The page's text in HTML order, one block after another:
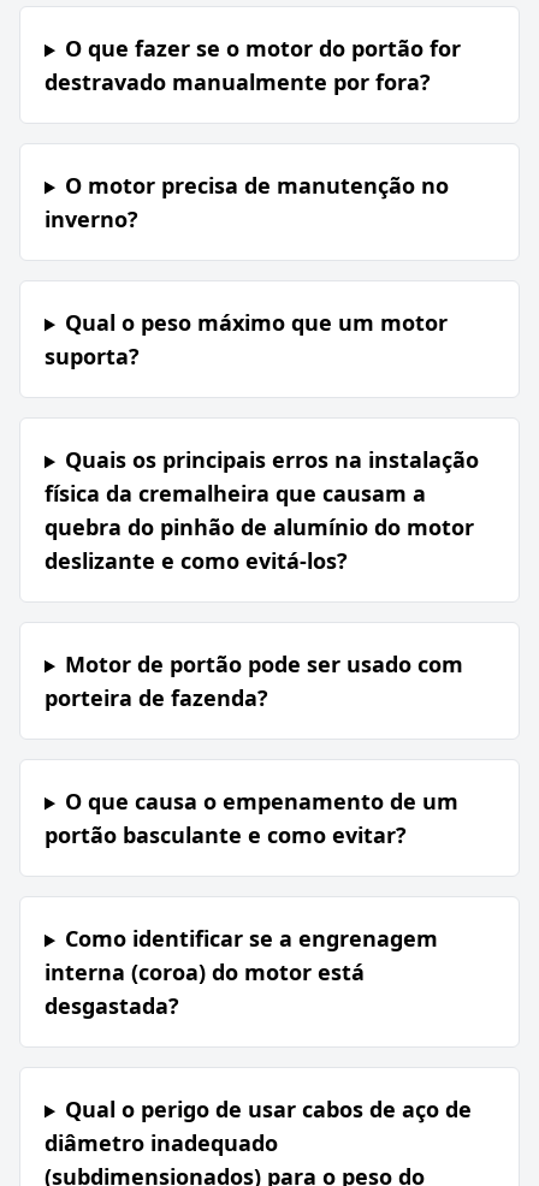
O que fazer se o motor do portão for
destravado manualmente por fora?
O motor precisa de manutenção no
inverno?
Qual o peso máximo que um motor
suporta?
Quais os principais erros na instalação
física da cremalheira que causam a
quebra do pinhão de alumínio do motor
deslizante e como evitá-los?
Motor de portão pode ser usado com
porteira de fazenda?
O que causa o empenamento de um
portão basculante e como evitar?
Como identificar se a engrenagem
interna (coroa) do motor está
desgastada?
Qual o perigo de usar cabos de aço de
diâmetro inadequado
(subdimensionados) para o peso do